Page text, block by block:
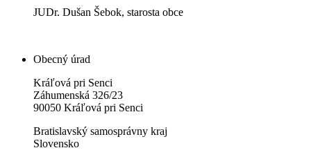
JUDr. Dušan Šebok, starosta obce
Obecný úrad
Kráľová pri Senci
Záhumenská 326/23
90050 Kráľová pri Senci
Bratislavský samosprávny kraj
Slovensko